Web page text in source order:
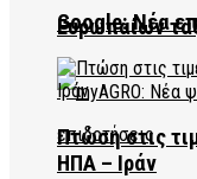
Ευρωπαίων
Google: Νέα
Πτώση στις
ΗΠΑ – Ιράν